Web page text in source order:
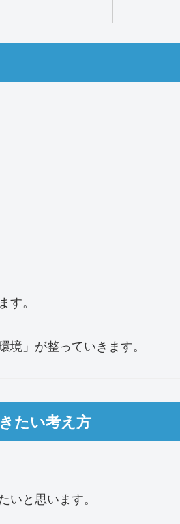
。
」が整っていきます。
たい考え方
と思います。